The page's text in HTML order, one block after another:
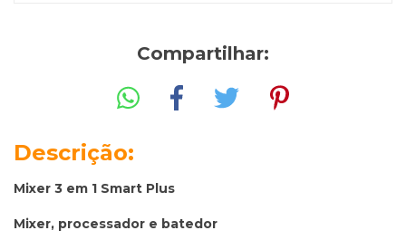
Compartilhar:
Descrição:
Mixer 3 em 1 Smart Plus
Mixer, processador e batedor